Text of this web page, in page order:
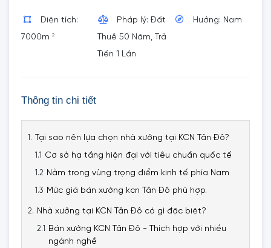
Diện tích:
7000m 2
Pháp lý: Đất
Thuê 50 Năm, Trả
Tiền 1 Lần
Hướng: Nam
Thông tin chi tiết
Tại sao nên lựa chọn nhà xưởng tại KCN Tân Đô?
Cơ sở hạ tầng hiện đại với tiêu chuẩn quốc tế
Nằm trong vùng trọng điểm kinh tế phía Nam
Mức giá bán xưởng kcn Tân Đô phù hợp.
Nhà xưởng tại KCN Tân Đô có gì đặc biệt?
Bán xưởng KCN Tân Đô - Thích hợp với nhiều
ngành nghề